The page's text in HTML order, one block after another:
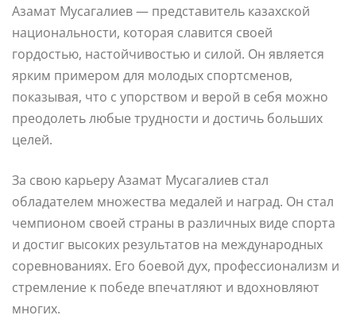
Азамат Мусагалиев — представитель казахской
национальности, которая славится своей
гордостью, настойчивостью и силой. Он является
ярким примером для молодых спортсменов,
показывая, что с упорством и верой в себя можно
преодолеть любые трудности и достичь больших
целей.
За свою карьеру Азамат Мусагалиев стал
обладателем множества медалей и наград. Он стал
чемпионом своей страны в различных виде спорта
и достиг высоких результатов на международных
соревнованиях. Его боевой дух, профессионализм и
стремление к победе впечатляют и вдохновляют
многих.